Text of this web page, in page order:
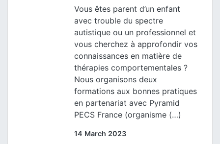
Vous êtes parent d’un enfant
avec trouble du spectre
autistique ou un professionnel et
vous cherchez à approfondir vos
connaissances en matière de
thérapies comportementales ?
Nous organisons deux
formations aux bonnes pratiques
en partenariat avec Pyramid
PECS France (organisme (…)
14 March 2023